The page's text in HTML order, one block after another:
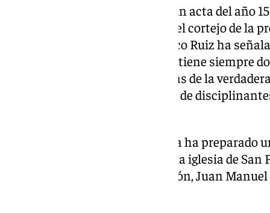
«Según aparece ya recogida en un acta del año
de la Veracruz como participe del cortejo de la
No obstante, el cofrade Francisco Ruiz ha
hermandad llegan del año 1555, tiene siempre
3 de mayo en torno a las reliquias de la
cuando tenia lugar la procesión de
Por este motivo, la archicofradía ha preparado
han desvelado esta semana en la iglesia de
hermano mayor de la corporación, Juan